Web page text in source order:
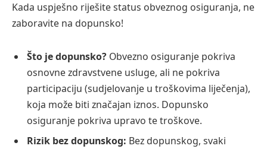
Kada uspješno riješite status obveznog osiguranja, ne
zaboravite na dopunsko!
Što je dopunsko? Obvezno osiguranje pokriva
osnovne zdravstvene usluge, ali ne pokriva
participaciju (sudjelovanje u troškovima liječenja),
koja može biti značajan iznos. Dopunsko
osiguranje pokriva upravo te troškove.
Rizik bez dopunskog: Bez dopunskog, svaki